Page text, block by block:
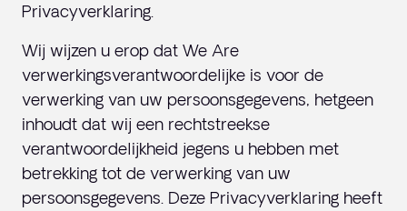
Privacyverklaring.
Wij wijzen u erop dat We Are
verwerkingsverantwoordelijke is voor de
verwerking van uw persoonsgegevens, hetgeen
inhoudt dat wij een rechtstreekse
verantwoordelijkheid jegens u hebben met
betrekking tot de verwerking van uw
persoonsgegevens. Deze Privacyverklaring heeft